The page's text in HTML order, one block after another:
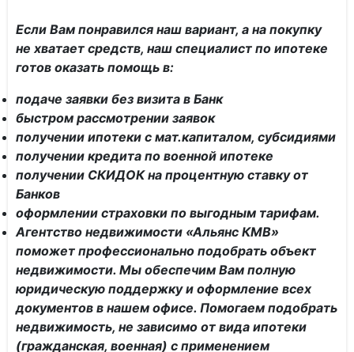
Если Вам понравился наш вариант, а на покупку
не хватает средств, наш специалист по ипотеке
готов оказать помощь в:
подаче заявки без визита в Банк
быстром рассмотрении заявок
получении ипотеки с мат.капиталом, субсидиями
получении кредита по военной ипотеке
получении СКИДОК на процентную ставку от
Банков
оформлении страховки по выгодным тарифам.
Агентство недвижимости «Альянс КМВ»
поможет профессионально подобрать объект
недвижимости. Мы обеспечим Вам полную
юридическую поддержку и оформление всех
документов в нашем офисе. Помогаем подобрать
недвижимость, не зависимо от вида ипотеки
(гражданская, военная) с применением